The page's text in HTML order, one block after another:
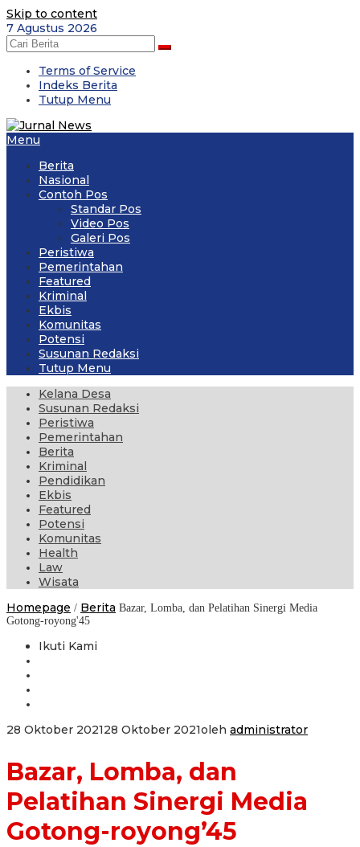
Skip to content
7 Agustus 2026
Terms of Service
Indeks Berita
Tutup Menu
Menu
Berita
Nasional
Contoh Pos
Standar Pos
Video Pos
Galeri Pos
Peristiwa
Pemerintahan
Featured
Kriminal
Ekbis
Komunitas
Potensi
Susunan Redaksi
Tutup Menu
Kelana Desa
Susunan Redaksi
Peristiwa
Pemerintahan
Berita
Kriminal
Pendidikan
Ekbis
Featured
Potensi
Komunitas
Health
Law
Wisata
Homepage / Berita Bazar, Lomba, dan Pelatihan Sinergi Media
Gotong-royong'45
Ikuti Kami
28 Oktober 202128 Oktober 2021oleh administrator
Bazar, Lomba, dan
Pelatihan Sinergi Media
Gotong-royong’45